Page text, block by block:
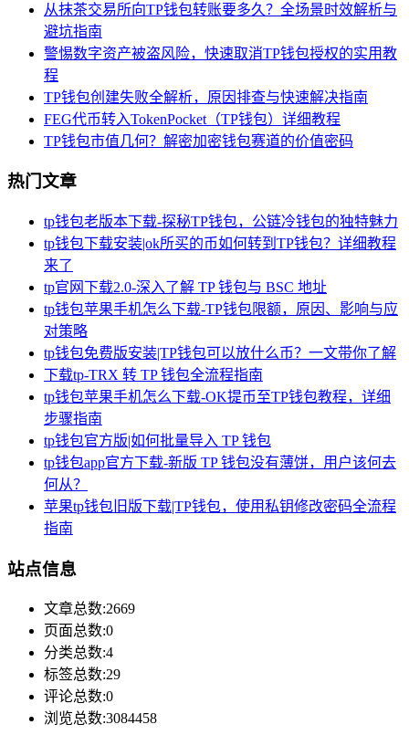
从抹茶交易所向TP钱包转账要多久？全场景时效解析与
避坑指南
警惕数字资产被盗风险，快速取消TP钱包授权的实用教
程
TP钱包创建失败全解析，原因排查与快速解决指南
FEG代币转入TokenPocket（TP钱包）详细教程
TP钱包市值几何？解密加密钱包赛道的价值密码
热门文章
tp钱包老版本下载-探秘TP钱包，公链冷钱包的独特魅力
tp钱包下载安装|ok所买的币如何转到TP钱包？详细教程
来了
tp官网下载2.0-深入了解 TP 钱包与 BSC 地址
tp钱包苹果手机怎么下载-TP钱包限额，原因、影响与应
对策略
tp钱包免费版安装|TP钱包可以放什么币？一文带你了解
下载tp-TRX 转 TP 钱包全流程指南
tp钱包苹果手机怎么下载-OK提币至TP钱包教程，详细
步骤指南
tp钱包官方版|如何批量导入 TP 钱包
tp钱包app官方下载-新版 TP 钱包没有薄饼，用户该何去
何从？
苹果tp钱包旧版下载|TP钱包，使用私钥修改密码全流程
指南
站点信息
文章总数:2669
页面总数:0
分类总数:4
标签总数:29
评论总数:0
浏览总数:3084458